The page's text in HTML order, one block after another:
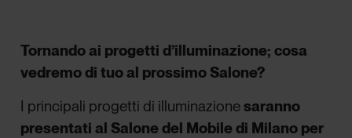
Tornando ai progetti d’illuminazione; cosa
vedremo di tuo al prossimo Salone?
I principali progetti di illuminazionesaranno
presentati al Salone del Mobile di Milano per